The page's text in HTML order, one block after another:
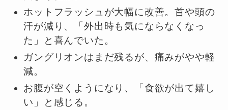
ホットフラッシュが大幅に改善。首や頭の
汗が減り、「外出時も気にならなくなっ
た」と喜んでいた。
ガングリオンはまだ残るが、痛みがやや軽
減。
お腹が空くようになり、「食欲が出て嬉し
い」と感じる。